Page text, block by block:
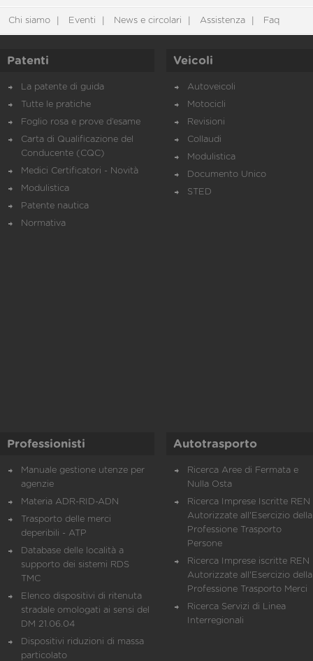
Chi siamo Eventi News e circolari Assistenza Faq
Patenti
La patente di guida
Tutte le pratiche
Foglio rosa e prove d’esame
Carta di Qualificazione del
Conducente (CQC)
Medici Certificatori - Novità
Modulistica
Patente nautica
Normativa
Veicoli
Autoveicoli
Motocicli
Revisioni
Collaudi
Modulistica
Documento Unico
STED
Professionisti
Manuale gestione utenze per
agenzie
Materia ADR-RID-ADN
Trasporto delle merci
deperibili - ATP
Database delle località a
supporto dei sistemi RDS
TMC
Elenco dispositivi di ritenuta
stradale omologati ai sensi del
DM 21.06.04
Dispositivi riduzioni di massa
particolato
Autotrasporto
Ricerca Aree di Fermata e
Nulla Osta
Ricerca Imprese Iscritte REN
Autorizzate all'Esercizio della
Professione Trasporto
Persone
Ricerca Imprese iscritte REN
Autorizzate all'Esercizio della
Professione Trasporto Merci
Ricerca Servizi di Linea
Interregionali